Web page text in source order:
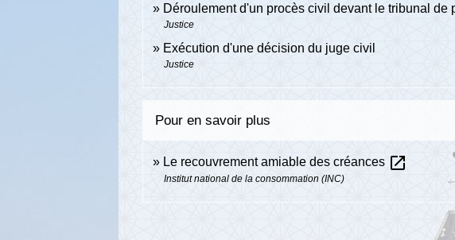
Déroulement d'un procès civil devant le tribunal de
Justice
Exécution d'une décision du juge civil
Justice
Pour en savoir plus
Le recouvrement amiable des créances open_in_new
Institut national de la consommation (INC)